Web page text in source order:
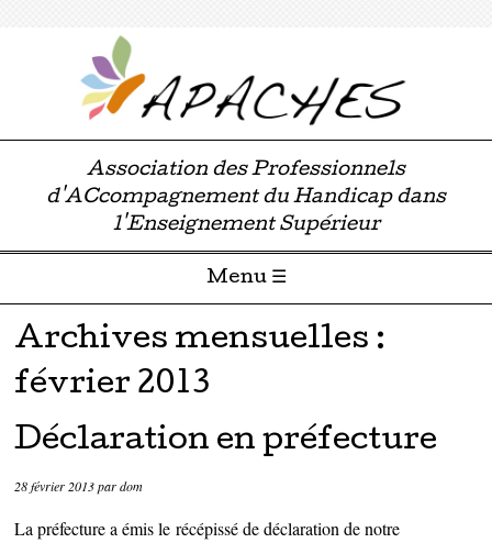
Association des Professionnels
d'ACcompagnement du Handicap dans
l'Enseignement Supérieur
Menu ☰
Passer directement au contenu
Archives mensuelles :
février 2013
Déclaration en préfecture
28 février 2013pardom
La préfecture a émis le récépissé de déclaration de notre